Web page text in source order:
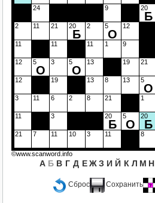
Сброс Сохранить
24 9 20
Б
2 11 21 20
Б
2 5
О
12
11 11 11 1 9
12 5
О
3 5
О
13 19 21
12 19 13 8 13 5
О
3 11 6 2 8 21 1
11 3 20
Б
5
О
20
Б
21 7 11 10 3 11 8
А Б В Г Д Е Ж З И Й К Л М Н
©www.scanword.info